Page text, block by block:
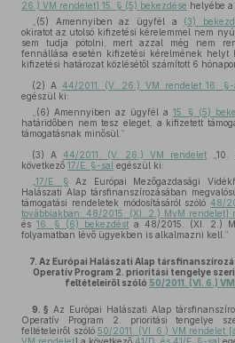
26.) VM rendelet] 15. § (5) bekezdése helyébe
„(5) Amennyiben az ügyfél a (3)
okiratot az utolsó kifizetési kérelemmel nem
sem tudja pótolni, mert azzal még nem
fennállása esetén kifizetési kérelmének helyt
kifizetési határozat közlésétől számított 6
(2) A 44/2011. (V. 26.) VM rendelet 16. §-
egészül ki:
„(6) Amennyiben az ügyfél a 15. § (5)
határidőben nem tesz eleget, a kifizetett
támogatásnak minősül.”
(3) A 44/2011. (V. 26.) VM rendelet „10.
következő 17/E. §-sal egészül ki:
17/E. § Az Európai Mezőgazdasági
Halászati Alap társfinanszírozásában
támogatási rendeletek módosításáról szóló48/
továbbiakban: 48/2015. (XI. 2.) MvM rendelet]
és 16. § (6) bekezdést a 48/2015. (XI. 2.)
folyamatban lévő ügyekben is alkalmazni kell.”
7. Az Európai Halászati Alap
Operatív Program 2. prioritási tengelye
feltételeiről szóló 50/2011. (VI. 6.)
9. § Az Európai Halászati Alap
Operatív Program 2. prioritási tengelye
feltételeiről szóló50/2011. (VI. 6.) VM rendelet